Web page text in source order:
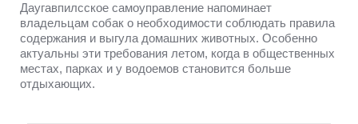
Даугавпилсское самоуправление напоминает
владельцам собак о необходимости соблюдать правила
содержания и выгула домашних животных. Особенно
актуальны эти требования летом, когда в общественных
местах, парках и у водоемов становится больше
отдыхающих.